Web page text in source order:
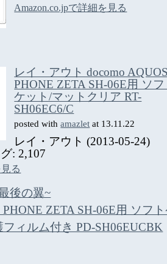
Amazon.co.jpで詳細を見る
レイ・アウト docomo
PHONE ZETA SH-06E用 ソ
ケット/マットクリア RT-
SH06EC6/C
posted withamazlet at 13.11.22
レイ・アウト (2013-05-24)
: 2,107
る
後の翼~
ZETA SH-06E用 ソフ
ィルム付き PD-SH06EUCBK